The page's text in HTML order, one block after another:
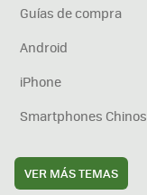
Guías de compra
Android
iPhone
Smartphones Chinos
VER MÁS TEMAS